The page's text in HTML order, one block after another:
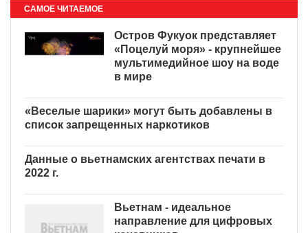
САМОЕ ЧИТАЕМОЕ
Остров Фукуок представляет
«Поцелуй моря» - крупнейшее
мультимедийное шоу на воде
в мире
«Веселые шарики» могут
быть добавлены в список
агентствах печати в 2022 г.